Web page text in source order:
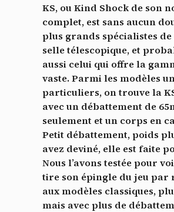
KS, ou Kind Shock de son
complet, est sans aucun
plus grands spécialistes de
selle télescopique, et
aussi celui qui offre la
vaste. Parmi les modèles
particuliers, on trouve la
avec un débattement de
seulement et un corps en
Petit débattement, poids
avez deviné, elle est faite
Nous l’avons testée pour
tire son épingle du jeu par
aux modèles classiques,
mais avec plus de